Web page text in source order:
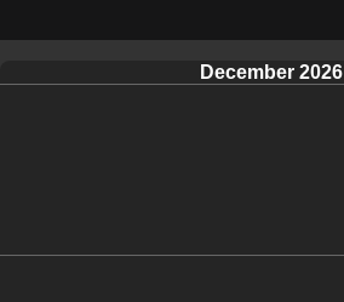
December 2026